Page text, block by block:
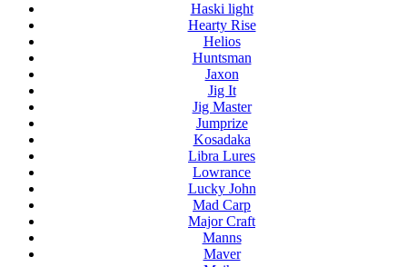
Haski light
Hearty Rise
Helios
Huntsman
Jaxon
Jig It
Jig Master
Jumprize
Kosadaka
Libra Lures
Lowrance
Lucky John
Mad Carp
Major Craft
Manns
Maver